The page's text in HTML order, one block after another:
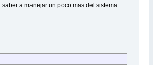
a manejar un poco mas del sistema